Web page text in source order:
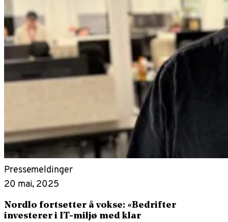
Pressemeldinger
20 mai, 2025
Nordlo fortsetter å vokse: «Bedrifter
investerer i IT-miljø med klar